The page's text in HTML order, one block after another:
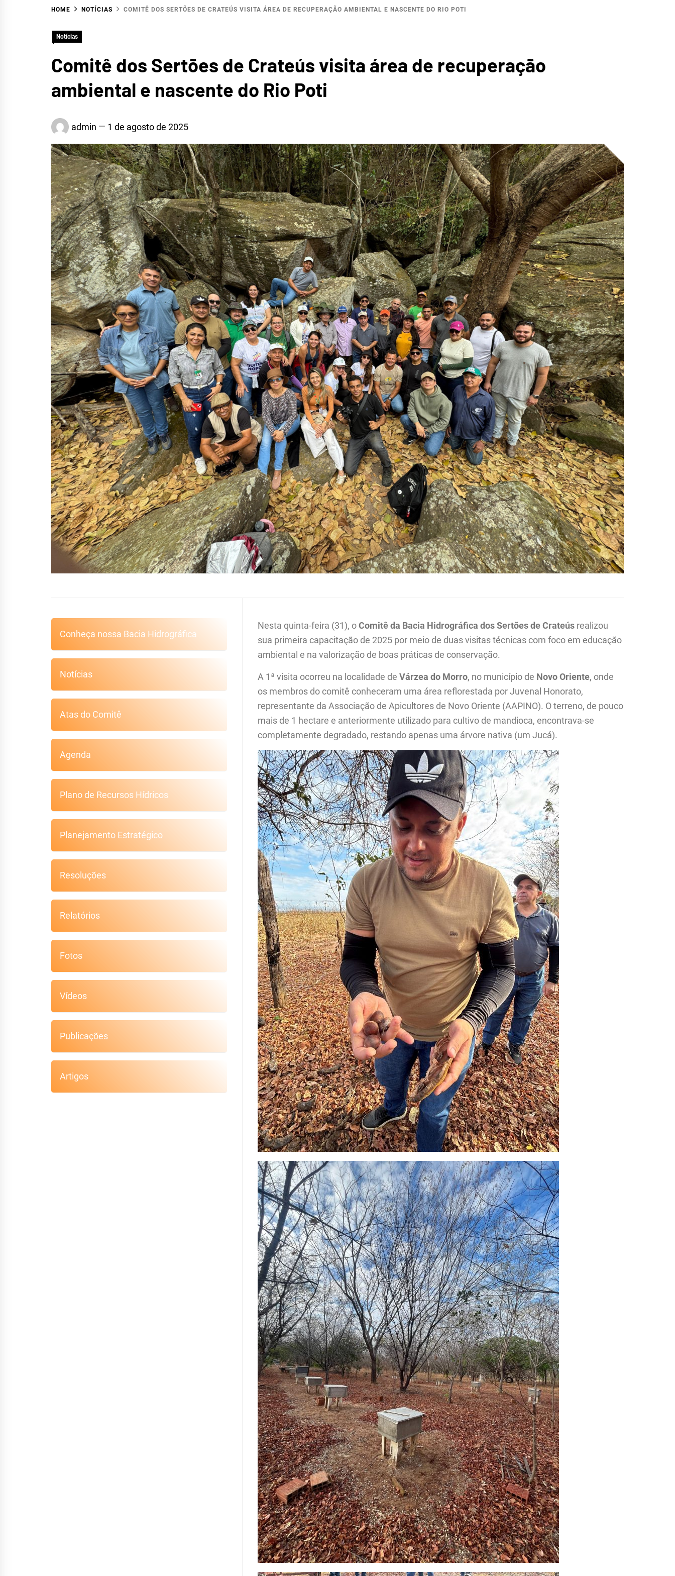
HIDROGRÁFICA DOS
SERTÕES DE
CRATEÚS
HOME NOTÍCIAS COMITÊ DOS SERTÕES DE CRATEÚS VISITA ÁREA DE RECUPERAÇÃO AMBIENTAL E NASCENTE DO RIO POTI
Notícias
Comitê dos Sertões de Crateús visita área de recuperação
ambiental e nascente do Rio Poti
admin 1 de agosto de 2025
Nesta quinta-feira (31), oComitê da Bacia Hidrográfica dos Sertões de Crateús realizou
sua primeira capacitação de 2025 por meio de duas visitas técnicas com foco em educação
ambiental e na valorização de boas práticas de conservação.
A 1ª visita ocorreu na localidade deVárzea do Morro, no município de Novo Oriente, onde
os membros do comitê conheceram uma área reflorestada por Juvenal Honorato,
representante da Associação de Apicultores de Novo Oriente (AAPINO). O terreno, de pouco
mais de 1 hectare e anteriormente utilizado para cultivo de mandioca, encontrava-se
completamente degradado, restando apenas uma árvore nativa (um Jucá).
Conheça nossa Bacia Hidrográfica
Notícias
Atas do Comitê
Agenda
Plano de Recursos Hídricos
Planejamento Estratégico
Resoluções
Relatórios
Fotos
Vídeos
Publicações
Artigos